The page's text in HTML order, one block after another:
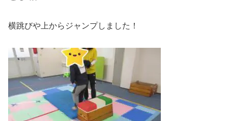
横跳びや上からジャンプしました！